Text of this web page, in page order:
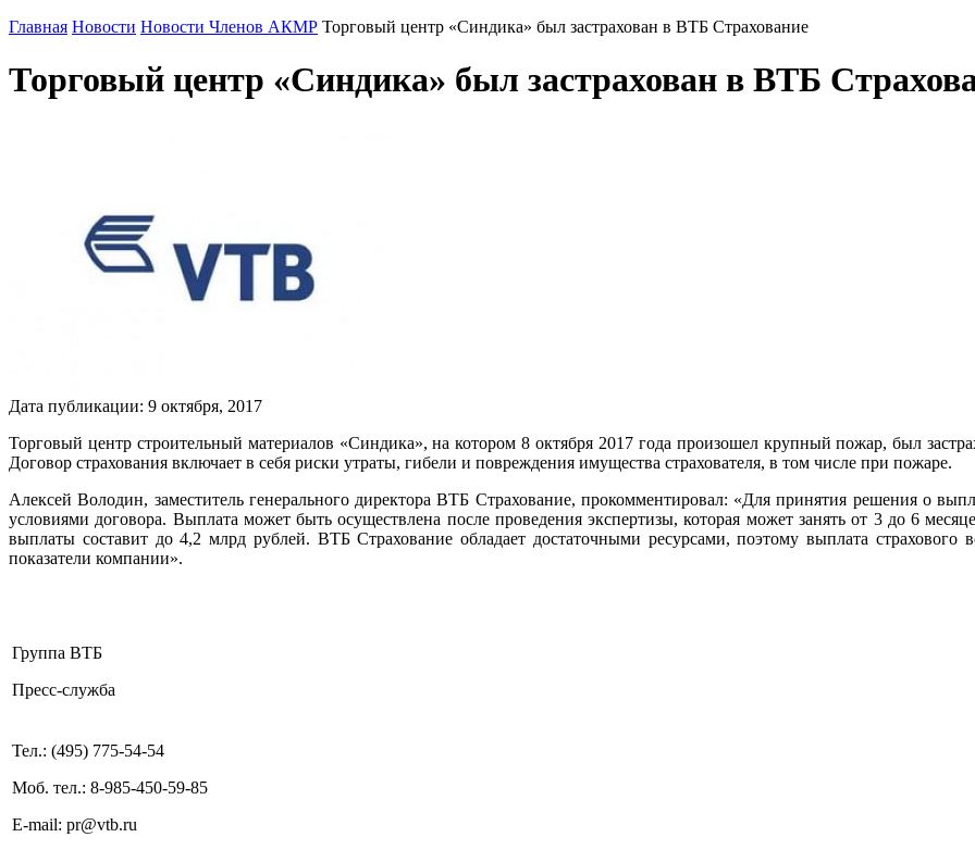
Главная Новости Новости Членов АКМР Торговый центр «Синдика» был застрахован в ВТБ Страхование
Торговый центр «Синдика» был застрахован в ВТБ
Дата публикации: 9 октября, 2017
Торговый центр строительный материалов «Синдика», на котором 8 октября 2017 года произошел крупный пожар, был
Договор страхования включает в себя риски утраты, гибели и повреждения имущества страхователя, в том числе при пожаре.
Алексей Володин, заместитель генерального директора ВТБ Страхование, прокомментировал: «Для принятия решения о
условиями договора. Выплата может быть осуществлена после проведения экспертизы, которая может занять от 3 до 6
выплаты составит до 4,2 млрд рублей. ВТБ Страхование обладает достаточными ресурсами, поэтому выплата
показатели компании».
Группа ВТБ
Пресс-служба
Тел.: (495) 775-54-54
Моб. тел.: 8-985-450-59-85
E-mail: pr@vtb.ru